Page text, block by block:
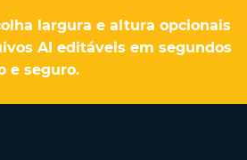
largura e altura opcionais
AI editáveis em segundos
e seguro.